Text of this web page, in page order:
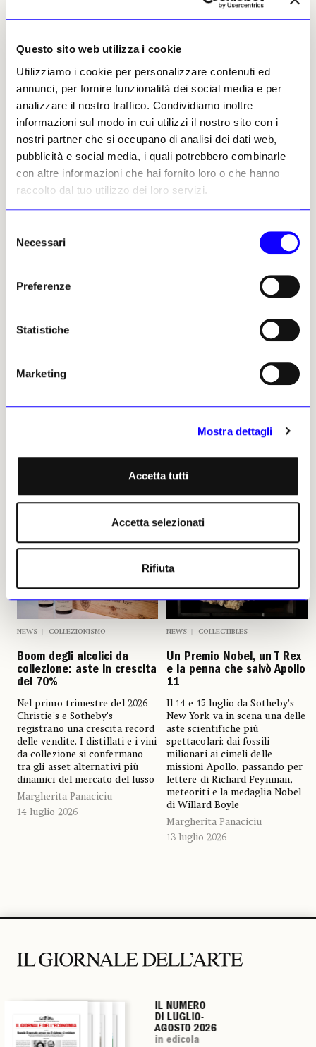
Questo sito web utilizza i cookie
Utilizziamo i cookie per personalizzare contenuti ed
annunci, per fornire funzionalità dei social media e per
analizzare il nostro traffico. Condividiamo inoltre
informazioni sul modo in cui utilizzi il nostro sito con i
nostri partner che si occupano di analisi dei dati web,
pubblicità e social media, i quali potrebbero combinarle
con altre informazioni che hai fornito loro o che hanno
raccolto dal tuo utilizzo dei loro servizi.
delNecessari
Preferenze
Statistiche
Marketing
Mostra dettagli
Accetta tutti
Accetta selezionati
Rifiuta
Margherita Panaciciu
Leggi i suoi articoli
Altri articoli dell'autore
Artissima 2026: 183
La fiera presenterà una scena
trasformazione tra presenze
Hauser & Wirth apre a Palo
La mostra inaugurale
indagherà amicizia, intuizioni
nascoste tra due giganti del
Margherita Panaciciu
NEWS COLLEZIONISMO
Boom degli alcolici da
collezione: aste in crescita
del 70%
Nel primo trimestre del 2026
Christie's e Sotheby's
registrano una crescita record
delle vendite. I distillati e i vini
da collezione si confermano
tra gli asset alternativi più
dinamici del mercato del lusso
Margherita Panaciciu
14 luglio 2026
NEWS COLLECTIBLES
Un Premio Nobel, un T Rex
e la penna che salvò Apollo
11
Il 14 e 15 luglio da Sotheby’s
New York va in scena una delle
aste scientifiche più
spettacolari: dai fossili
milionari ai cimeli delle
missioni Apollo, passando per
lettere di Richard Feynman,
meteoriti e la medaglia Nobel
di Willard Boyle
Margherita Panaciciu
13 luglio 2026
IL NUMERO
DI LUGLIO-
AGOSTO 2026
in edicola
IL NUMERO
DI LUGLIO-
AGOSTO 2026
in edicola
IL NUMERO
DI LUGLIO-
AGOSTO 2026
in edicola
IL NUMERO
DI LUGLIO-
AGOSTO 2026
in edicola